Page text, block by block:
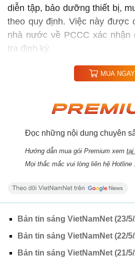
diễn tập, bảo dưỡng thiết bị,
theo quy định. Việc này được
nhà nước về PCCC xác nhận
tra định kỳ.
MUA NGAY
Đọc những nội dung chuyên
Hướng dẫn mua gói Premium xem tại
Mọi thắc mắc vui lòng liên hệ Hotline
Bản tin sáng VietNamNet (23/
Bản tin sáng VietNamNet (22/
Bản tin sáng VietNamNet (21/